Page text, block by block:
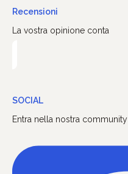
Recensioni
La vostra opinione conta
SOCIAL
Entra nella nostra community